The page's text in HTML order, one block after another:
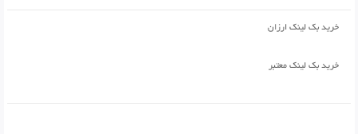
خرید بک لینک ارزان
خرید بک لینک معتبر